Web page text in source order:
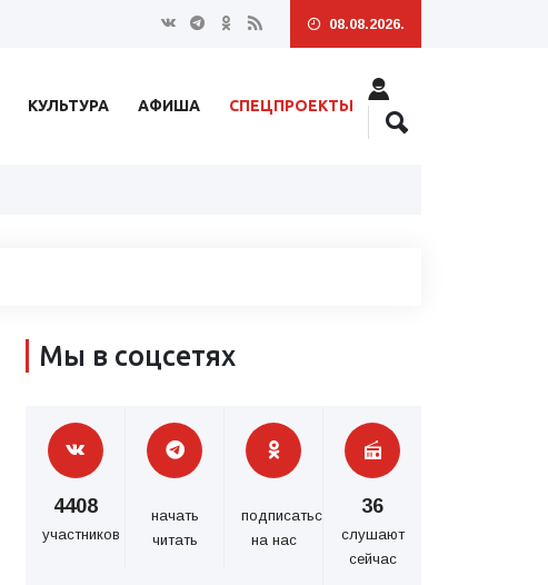
08.08.2026.
КУЛЬТУРА АФИША СПЕЦПРОЕКТЫ
Мы в соцсетях
4408
участников
начать
читать
подписаться
на нас
36
слушают
сейчас